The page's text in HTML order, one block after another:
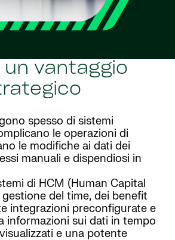
vantaggio
spesso di sistemi
le operazioni di
le modifiche ai dati dei
manuali e dispendiosi in
di HCM (Human Capital
del time, dei benefit
integrazioni preconfigurate e
informazioni sui dati in tempo
e una potente